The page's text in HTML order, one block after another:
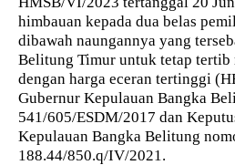
himbauan kepada dua belas
dibawah naungannya yang
Belitung Timur untuk tetap tertib
dengan harga eceran tertinggi
Gubernur Kepulauan Bangka
541/605/ESDM/2017 dan
Kepulauan Bangka Belitung
188.44/850.q/IV/2021.